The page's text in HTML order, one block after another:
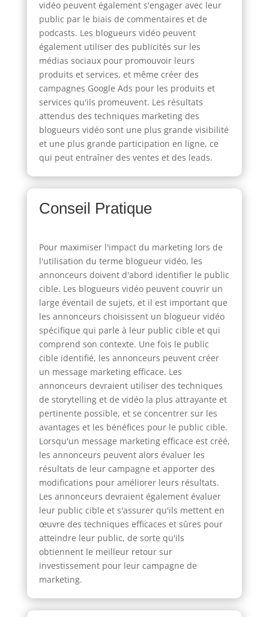
vidéo peuvent également s'engager avec leur
public par le biais de commentaires et de
podcasts. Les blogueurs vidéo peuvent
également utiliser des publicités sur les
médias sociaux pour promouvoir leurs
produits et services, et même créer des
campagnes Google Ads pour les produits et
services qu'ils promeuvent. Les résultats
attendus des techniques marketing des
blogueurs vidéo sont une plus grande visibilité
et une plus grande participation en ligne, ce
qui peut entraîner des ventes et des leads.
Conseil Pratique
Pour maximiser l'impact du marketing lors de
l'utilisation du terme blogueur vidéo, les
annonceurs doivent d'abord identifier le public
cible. Les blogueurs vidéo peuvent couvrir un
large éventail de sujets, et il est important que
les annonceurs choisissent un blogueur vidéo
spécifique qui parle à leur public cible et qui
comprend son contexte. Une fois le public
cible identifié, les annonceurs peuvent créer
un message marketing efficace. Les
annonceurs devraient utiliser des techniques
de storytelling et de vidéo la plus attrayante et
pertinente possible, et se concentrer sur les
avantages et les bénéfices pour le public cible.
Lorsqu'un message marketing efficace est créé,
les annonceurs peuvent alors évaluer les
résultats de leur campagne et apporter des
modifications pour améliorer leurs résultats.
Les annonceurs devraient également évaluer
leur public cible et s'assurer qu'ils mettent en
œuvre des techniques efficaces et sûres pour
atteindre leur public, de sorte qu'ils
obtiennent le meilleur retour sur
investissement pour leur campagne de
marketing.